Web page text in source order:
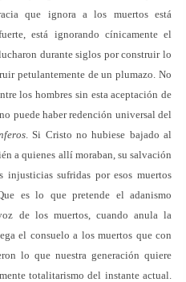
que ignora a los muertos está
está ignorando cínicamente el
durante siglos por construir lo
petulantemente de un plumazo. No
los hombres sin esta aceptación de
puede haber redención universal del
. Si Cristo no hubiese bajado al
a quienes allí moraban, su salvación
sufridas por esos muertos
es lo que pretende el adanismo
de los muertos, cuando anula la
el consuelo a los muertos que con
lo que nuestra generación quiere
totalitarismo del instante actual.